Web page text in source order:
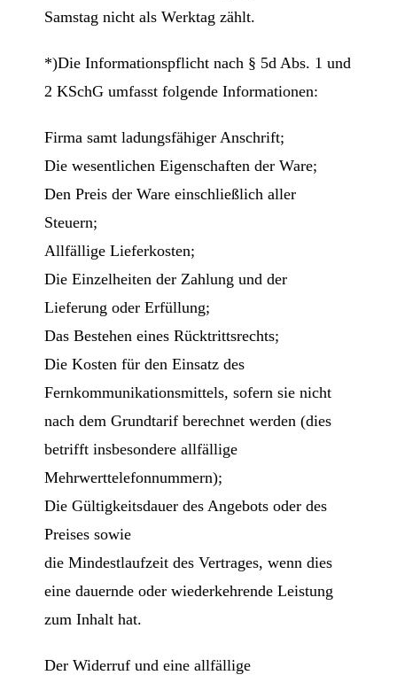
Samstag nicht als Werktag zählt.
*)Die Informationspflicht nach § 5d Abs. 1 und
2 KSchG umfasst folgende Informationen:
Firma samt ladungsfähiger Anschrift;
Die wesentlichen Eigenschaften der Ware;
Den Preis der Ware einschließlich aller
Steuern;
Allfällige Lieferkosten;
Die Einzelheiten der Zahlung und der
Lieferung oder Erfüllung;
Das Bestehen eines Rücktrittsrechts;
Die Kosten für den Einsatz des
Fernkommunikationsmittels, sofern sie nicht
nach dem Grundtarif berechnet werden (dies
betrifft insbesondere allfällige
Mehrwerttelefonnummern);
Die Gültigkeitsdauer des Angebots oder des
Preises sowie
die Mindestlaufzeit des Vertrages, wenn dies
eine dauernde oder wiederkehrende Leistung
zum Inhalt hat.
Der Widerruf und eine allfällige